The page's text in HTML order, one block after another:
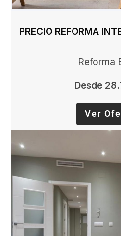
PRECIO REFORMA
Reforma
Desde
Ver